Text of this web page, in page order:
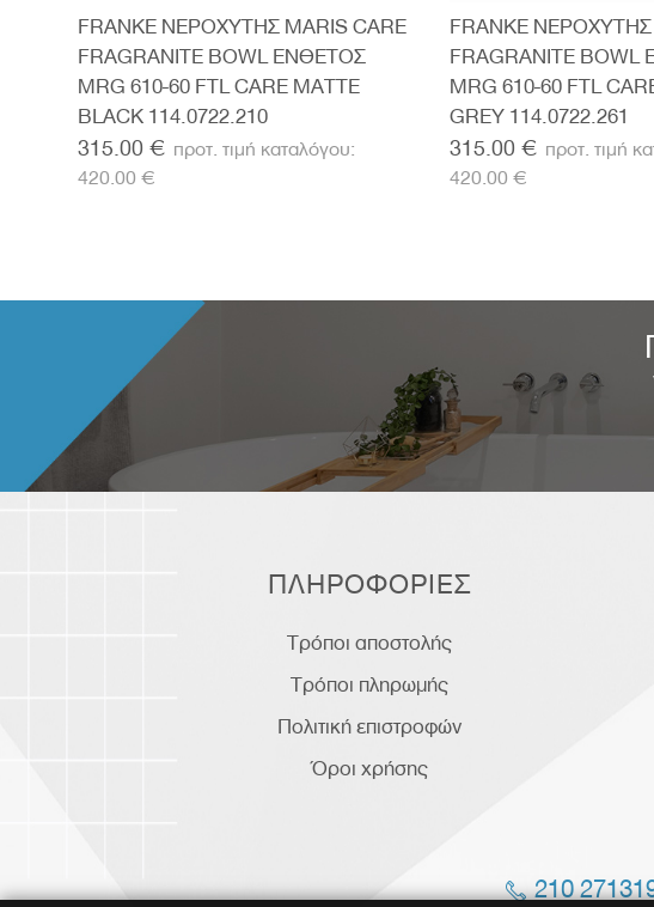
FRANKE ΝΕΡΟΧΥΤΗΣ MARIS CARE
FRAGRANITE BOWL ΕΝΘΕΤΟΣ
MRG 610-60 FTL CARE MATTE
BLACK 114.0722.210
315.00 €
420.00 €
FRANKE ΝΕΡΟΧΥΤΗΣ
FRAGRANITE
MRG 610-60 FTL
GREY 114.0722.261
315.00 €
420.00 €
ΠΛΗΡΟΦΟΡΙΕΣ
Τρόποι αποστολής
Τρόποι πληρωμής
Πολιτική επιστροφών
Όροι χρήσης
210